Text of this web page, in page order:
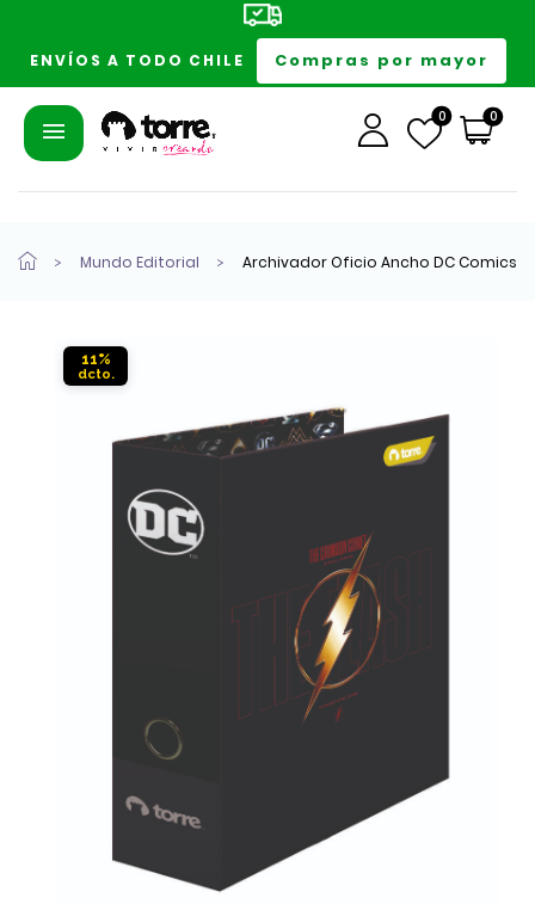
ENVÍOS A TODO CHILE Compras por mayor
0 0
Mundo Editorial Archivador Oficio Ancho DC Comics
11%